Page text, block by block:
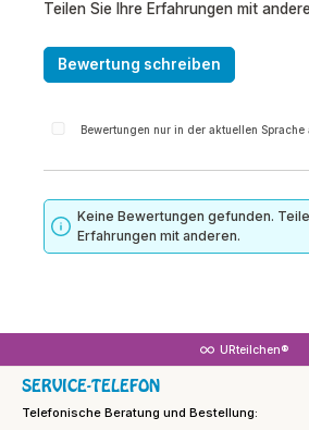
Teilen Sie Ihre Erfahrungen mit
Bewertung schreiben
Bewertungen nur in der aktuellen Sprache
Keine Bewertungen gefunden.
Erfahrungen mit anderen.
URteilchen®
SERVICE-TELEFON
Telefonische Beratung und Bestellung: